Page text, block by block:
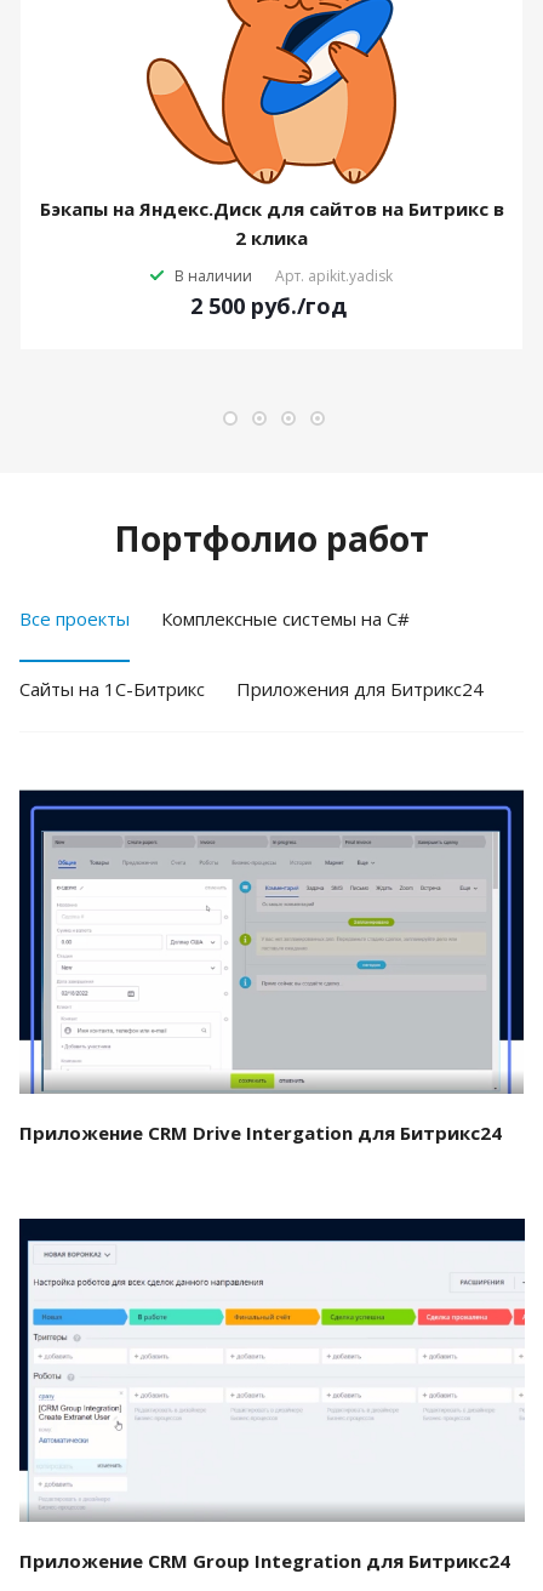
Бэкапы на Яндекс.Диск для сайтов на Битрикс в
2 клика
В наличии Арт. apikit.yadisk
2 500 руб./год
Портфолио работ
Все проекты Комплексные системы на C#
Cайты на 1С-Битрикс Приложения для Битрикс24
Смотреть проект
Приложение CRM Drive Intergation для Битрикс24
Смотреть проект
Приложение CRM Group Integration для Битрикс24